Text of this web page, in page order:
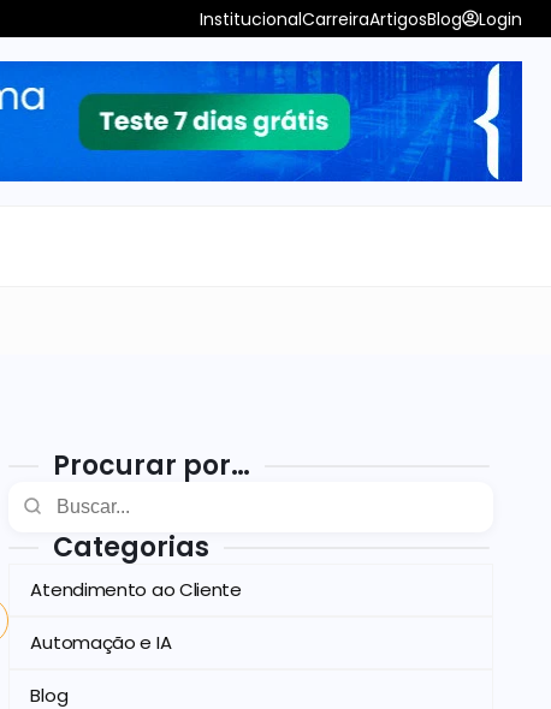
InstitucionalCarreiraArtigosBlog Login
Procurar por…
Categorias
Atendimento ao Cliente
Automação e IA
Blog